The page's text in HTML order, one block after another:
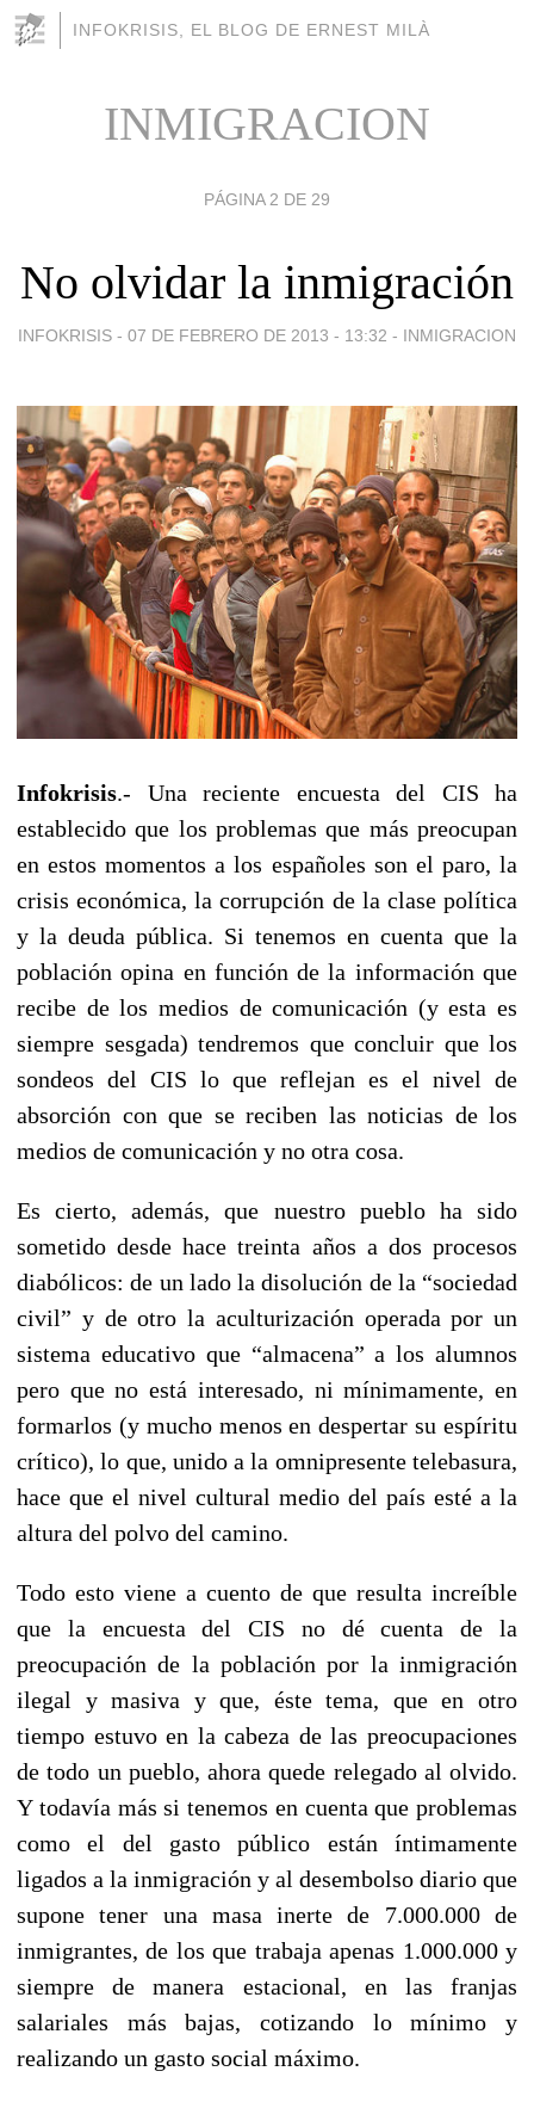
INFOKRISIS, EL BLOG DE ERNEST MILÀ
INMIGRACION
PÁGINA 2 DE 29
No olvidar la inmigración
INFOKRISIS - 07 DE FEBRERO DE 2013 - 13:32 - INMIGRACION
Infokrisis.- Una reciente encuesta del CIS ha
establecido que los problemas que más preocupan
en estos momentos a los españoles son el paro, la
crisis económica, la corrupción de la clase política
y la deuda pública. Si tenemos en cuenta que la
población opina en función de la información que
recibe de los medios de comunicación (y esta es
siempre sesgada) tendremos que concluir que los
sondeos del CIS lo que reflejan es el nivel de
absorción con que se reciben las noticias de los
medios de comunicación y no otra cosa.
Es cierto, además, que nuestro pueblo ha sido
sometido desde hace treinta años a dos procesos
diabólicos: de un lado la disolución de la “sociedad
civil” y de otro la aculturización operada por un
sistema educativo que “almacena” a los alumnos
pero que no está interesado, ni mínimamente, en
formarlos (y mucho menos en despertar su espíritu
crítico), lo que, unido a la omnipresente telebasura,
hace que el nivel cultural medio del país esté a la
altura del polvo del camino.
Todo esto viene a cuento de que resulta increíble
que la encuesta del CIS no dé cuenta de la
preocupación de la población por la inmigración
ilegal y masiva y que, éste tema, que en otro
tiempo estuvo en la cabeza de las preocupaciones
de todo un pueblo, ahora quede relegado al olvido.
Y todavía más si tenemos en cuenta que problemas
como el del gasto público están íntimamente
ligados a la inmigración y al desembolso diario que
supone tener una masa inerte de 7.000.000 de
inmigrantes, de los que trabaja apenas 1.000.000 y
siempre de manera estacional, en las franjas
salariales más bajas, cotizando lo mínimo y
realizando un gasto social máximo.